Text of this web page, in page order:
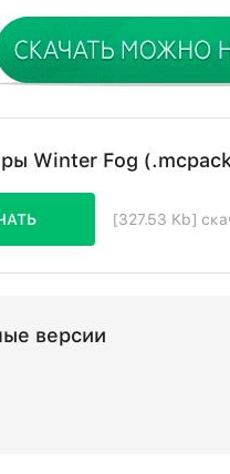
Winter Fog
[327.53 Kb]
версии